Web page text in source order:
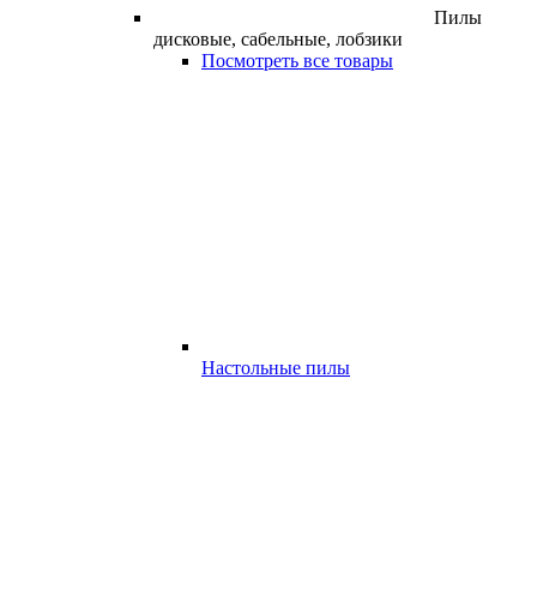
Пилы
дисковые, сабельные, лобзики
Посмотреть все товары
Настольные пилы